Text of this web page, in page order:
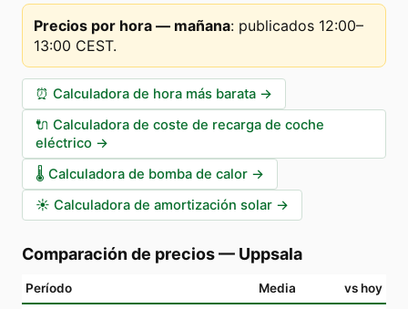
Precios por hora — mañana: publicados 12:00–
13:00 CEST.
⏰ Calculadora de hora más barata →
🔌 Calculadora de coste de recarga de coche
eléctrico →
🌡️ Calculadora de bomba de calor →
☀️ Calculadora de amortización solar →
Comparación de precios— Uppsala
Período Media vs hoy